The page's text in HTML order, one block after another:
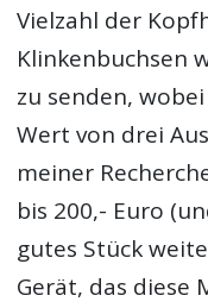
Vielzahl der
Klinkenbuchsen
zu senden,
Wert von drei
meiner
bis 200,- Euro
gutes Stück
Gerät, das diese